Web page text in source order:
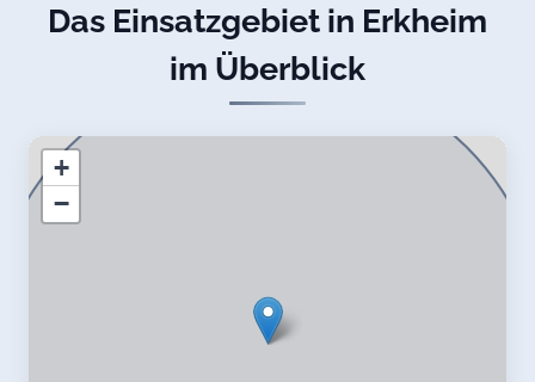
Das Einsatzgebiet in Erkheim
im Überblick
+
−